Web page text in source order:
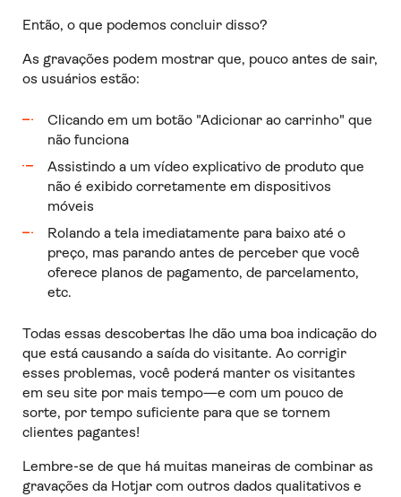
Então, o que podemos concluir disso?
As gravações podem mostrar que, pouco antes de sair,
os usuários estão:
Clicando em um botão "Adicionar ao carrinho" que
não funciona
Assistindo a um vídeo explicativo de produto que
não é exibido corretamente em dispositivos
móveis
Rolando a tela imediatamente para baixo até o
preço, mas parando antes de perceber que você
oferece planos de pagamento, de parcelamento,
etc.
Todas essas descobertas lhe dão uma boa indicação do
que está causando a saída do visitante. Ao corrigir
esses problemas, você poderá manter os visitantes
em seu site por mais tempo—e com um pouco de
sorte, por tempo suficiente para que se tornem
clientes pagantes!
Lembre-se de que há muitas maneiras de combinar as
gravações da Hotjar com outros dados qualitativos e